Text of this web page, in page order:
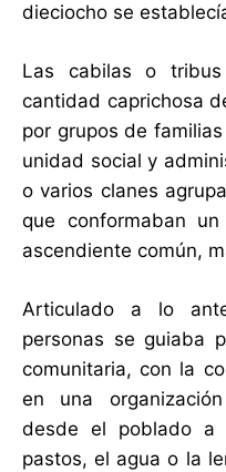
dieciocho se
Las cabilas o
cantidad caprichosa
por grupos de
unidad social y
o varios clanes
que conformaban
ascendiente común,
Articulado a lo
personas se guiaba
comunitaria, con la
en una
desde el poblado a
pastos, el agua o la